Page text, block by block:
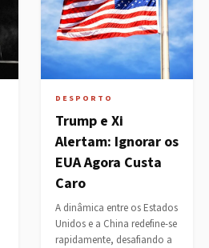
DESPORTO
Trump e Xi
Alertam: Ignorar os
EUA Agora Custa
Caro
A dinâmica entre os Estados
Unidos e a China redefine-se
rapidamente, desafiando a